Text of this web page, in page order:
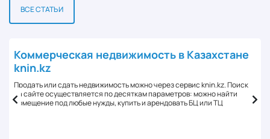
ВСЕ СТАТЬИ
Коммерческая недвижимость в Казахстане
knin.kz
Продать или сдать недвижимость можно через сервис knin.kz. Поиск
на сайте осуществляется по десяткам параметров: можно найти
помещение под любые нужды, купить и арендовать БЦ или ТЦ